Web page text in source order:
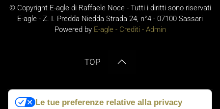
© Copyright E-agle di Raffaele Noce - Tutti i diritti sono riservati
E-agle - Z. I. Predda Niedda Strada 24, n°4 - 07100 Sassari
Powered by E-agle - Crediti- Admin
TOP
Le tue preferenze relative alla privacy